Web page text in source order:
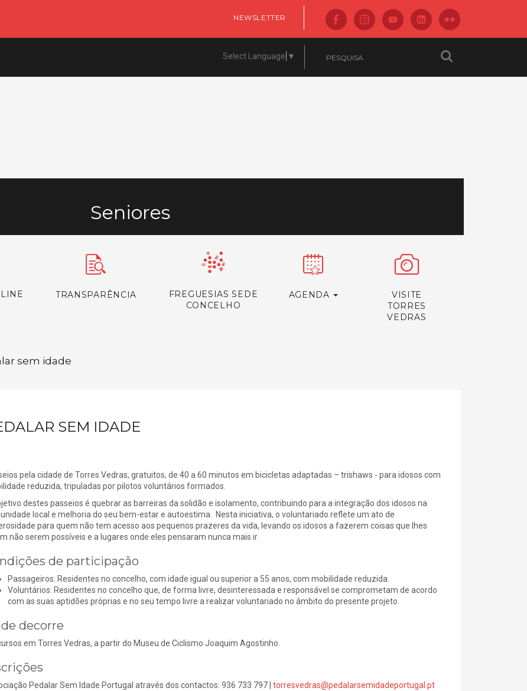
NEWSLETTER
Select Language ▼
Seniores
TRANSPARÊNCIA
FREGUESIAS SEDE
CONCELHO
AGENDA
VISITE
TORRES
VEDRAS
sem idade
SEM IDADE
pela cidade de Torres Vedras, gratuitos, de 40 a 60 minutos em bicicletas adaptadas – trishaws - para idosos com
reduzida, tripuladas por pilotos voluntários formados.
destes passeios é quebrar as barreiras da solidão e isolamento, contribuindo para a integração dos idosos na
local e melhoria do seu bem-estar e autoestima. Nesta iniciativa, o voluntariado reflete um ato de
para quem não tem acesso aos pequenos prazeres da vida, levando os idosos a fazerem coisas que lhes
não serem possíveis e a lugares onde eles pensaram nunca mais ir.
de participação
Passageiros: Residentes no concelho, com idade igual ou superior a 55 anos, com mobilidade reduzida.
Voluntários: Residentes no concelho que, de forma livre, desinteressada e responsável se comprometam de acordo
com as suas aptidões próprias e no seu tempo livre a realizar voluntariado no âmbito do presente projeto.
decorre
em Torres Vedras, a partir do Museu de Ciclismo Joaquim Agostinho.
Pedalar Sem Idade Portugal através dos contactos: 936 733 797 | torresvedras@pedalarsemidadeportugal.pt